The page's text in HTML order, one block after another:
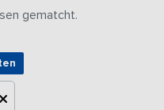
gematcht.